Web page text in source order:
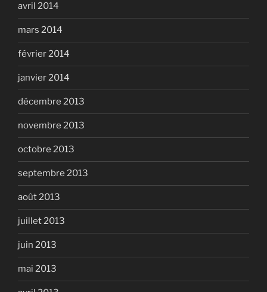
avril 2014
mars 2014
février 2014
janvier 2014
décembre 2013
novembre 2013
octobre 2013
septembre 2013
août 2013
juillet 2013
juin 2013
mai 2013